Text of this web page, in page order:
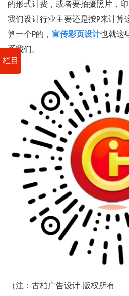
栏目
的形式计费，或者要拍摄照片，
我们设计行业主要还是按P来计算
算一个P的， 宣传彩页设计也就这
系我们。
（注：古柏广告设计-版权所有